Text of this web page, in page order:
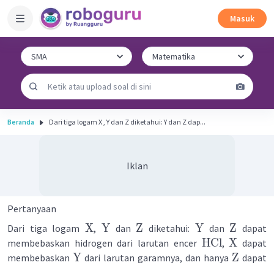
Masuk
Beranda Dari tiga logam X , Y dan Z diketahui: Y dan Z dap...
Iklan
Pertanyaan
Dari tiga logam X, Y dan Z diketahui: Y dan Z dapat
membebaskan hidrogen dari larutan encer HCl,X dapat
membebaskan Y dari larutan garamnya, dan hanya Z dapat